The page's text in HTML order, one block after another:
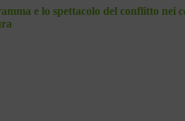
e lo spettacolo del conflitto nei